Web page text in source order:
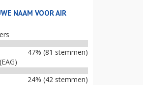
NAAM VOOR AIR
47% (81 stemmen)
24% (42 stemmen)